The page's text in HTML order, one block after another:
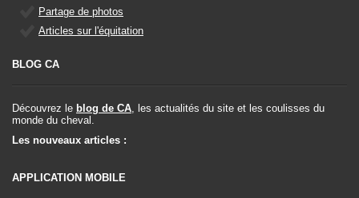
Partage de photos
Articles sur l'équitation
BLOG CA
Découvrez le blog de CA, les actualités du site et les coulisses du
monde du cheval.
Les nouveaux articles :
APPLICATION MOBILE